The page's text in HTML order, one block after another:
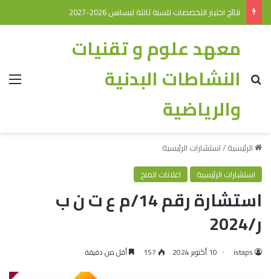
نتائج اختيار التخصصات للسنة ثالثة ليسانس 2026-2027
معهد علوم و تقنيات
النشاطات البدنية
والرياضية
الرئيسية/استشارات الرئيسية
استشارات الرئيسية
اعلانات المنح
استشارة رقم 14/م ع ت ن ب
ر/2024
istaps 10 أكتوبر 2024 157 أقل من دقيقة